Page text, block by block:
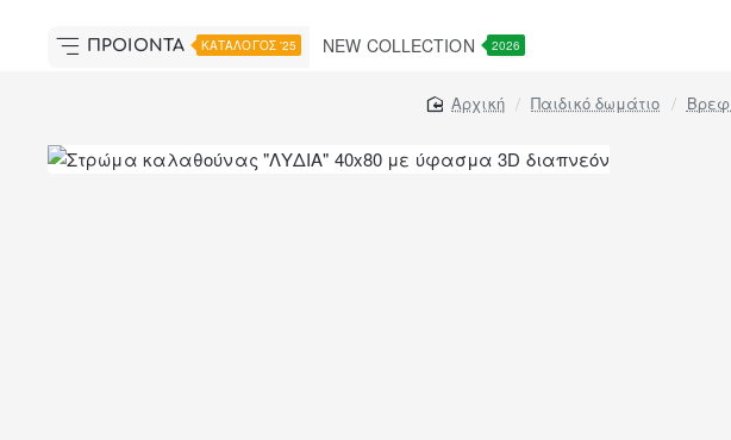
ΠΡΟΪΟΝΤΑ ΚΑΤΑΛΟΓΟΣ '25 NEW COLLECTION 2026
home
Παιδικό δωμάτιο